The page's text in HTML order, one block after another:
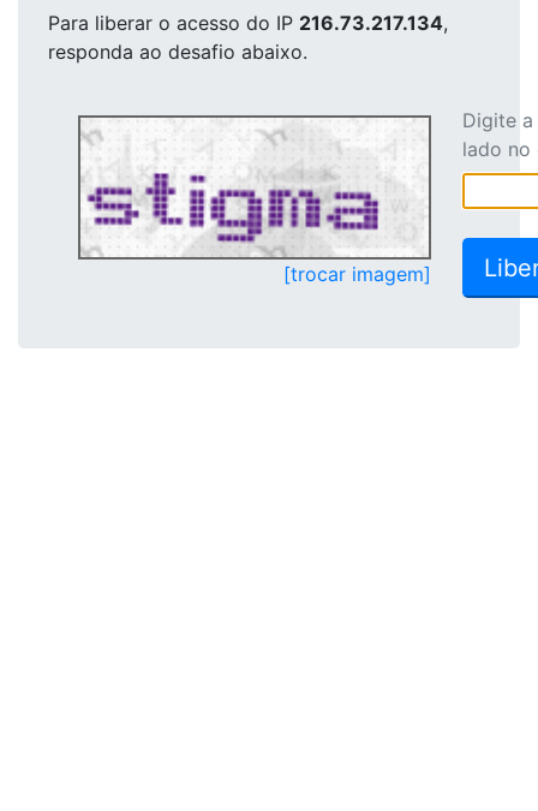
Para liberar o acesso do IP 216.73.217.134,
responda ao desafio abaixo.
[trocar imagem]
Digite
lado no